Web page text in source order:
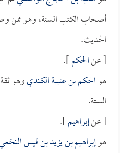
أصحاب الكتب الستة، وهو ممن
الحديث.
[ عنالحكم].
هوالحكم بن عتيبة الكنديوهو
الستة.
[ عنإبراهيم].
هوإبراهيم بن يزيد بن قيس